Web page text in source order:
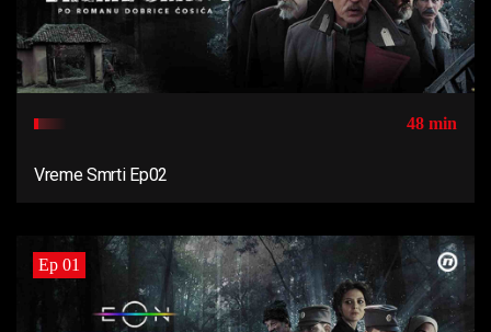
48 min
Vreme Smrti Ep02
Ep 01